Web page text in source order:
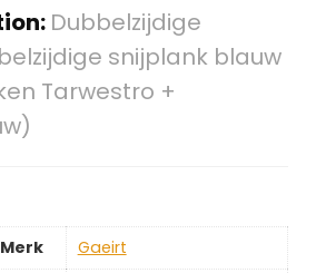
Dubbelzijdige
snijplank blauw
Tarwestro +
Merk
‎Gaeirt